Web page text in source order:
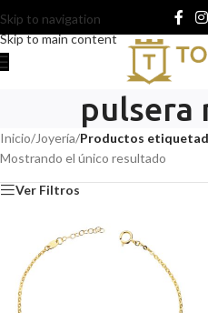
Skip to navigation
Skip to main content
pulsera
Inicio/Joyería/Productos
Mostrando el único resultado
Ver Filtros